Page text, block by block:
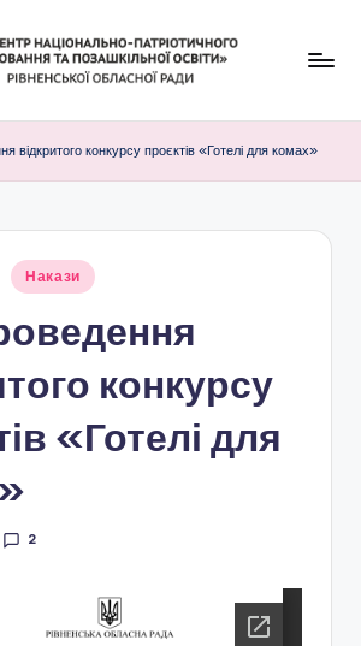
відкритого конкурсу проєктів «Готелі для комах»
Накази
конкурсу
«Готелі для
2